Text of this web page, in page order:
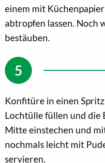
einem mit
abtropfen lassen. Noch
bestäuben.
Konfitüre in einen
Lochtülle füllen und die
Mitte einstechen und
nochmals leicht mit
servieren.